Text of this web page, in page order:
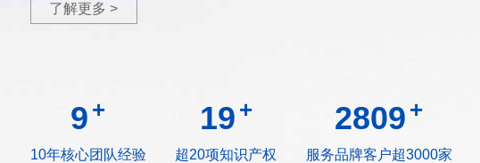
了解更多 >
10+
10年核心团队经验
20 +
超20项知识产权
2958 +
服务品牌客户超3000家